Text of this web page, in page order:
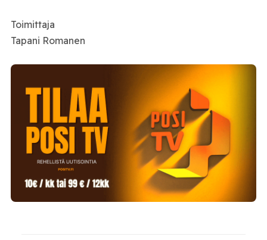
Toimittaja
Tapani Romanen